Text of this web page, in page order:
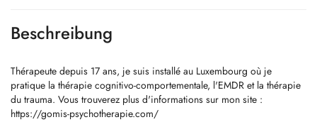
Beschreibung
Thérapeute depuis 17 ans, je suis installé au Luxembourg où je
pratique la thérapie cognitivo-comportementale, l'EMDR et la thérapie
du trauma. Vous trouverez plus d'informations sur mon site :
https://gomis-psychotherapie.com/